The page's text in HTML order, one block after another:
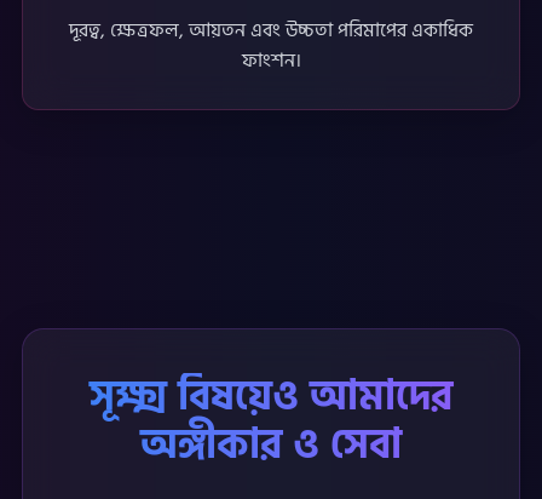
দূরত্ব, ক্ষেত্রফল, আয়তন এবং উচ্চতা পরিমাপের একাধিক
ফাংশন।
সূক্ষ্ম বিষয়েও আমাদের
অঙ্গীকার ও সেবা